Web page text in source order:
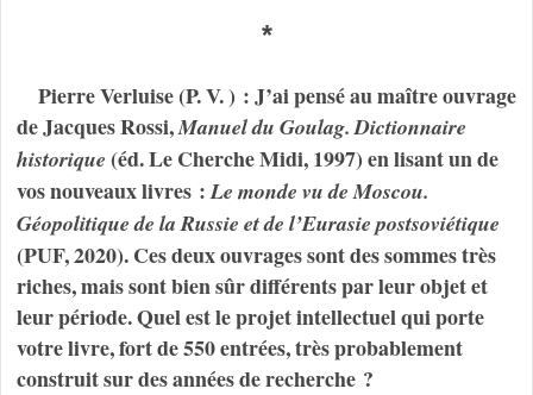
*
Pierre Verluise (P. V. ) : J’ai pensé au maître ouvrage
de Jacques Rossi,Manuel du Goulag. Dictionnaire
historique (éd. Le Cherche Midi, 1997) en lisant un de
vos nouveaux livres :Le monde vu de Moscou.
Géopolitique de la Russie et de l’Eurasie postsoviétique
(PUF, 2020). Ces deux ouvrages sont des sommes très
riches, mais sont bien sûr différents par leur objet et
leur période. Quel est le projet intellectuel qui porte
votre livre, fort de 550 entrées, très probablement
construit sur des années de recherche ?